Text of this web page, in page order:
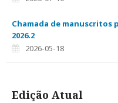
Chamada de manuscritos
2026.2
2026-05-18
Edição Atual